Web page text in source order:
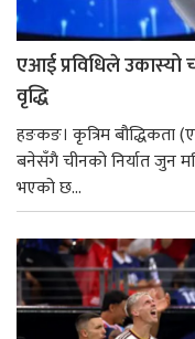
एआई प्रविधिले उकास्यो
वृद्धि
हङकङ। कृत्रिम बौद्धिकता
बनेसँगै चीनको निर्यात जुन
भएको छ...